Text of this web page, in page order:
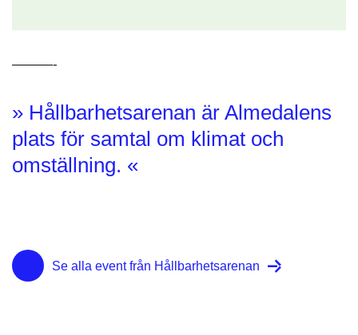
———-
» Hållbarhetsarenan är Almedalens
plats för samtal om klimat och
omställning. «
Se alla event från Hållbarhetsarenan